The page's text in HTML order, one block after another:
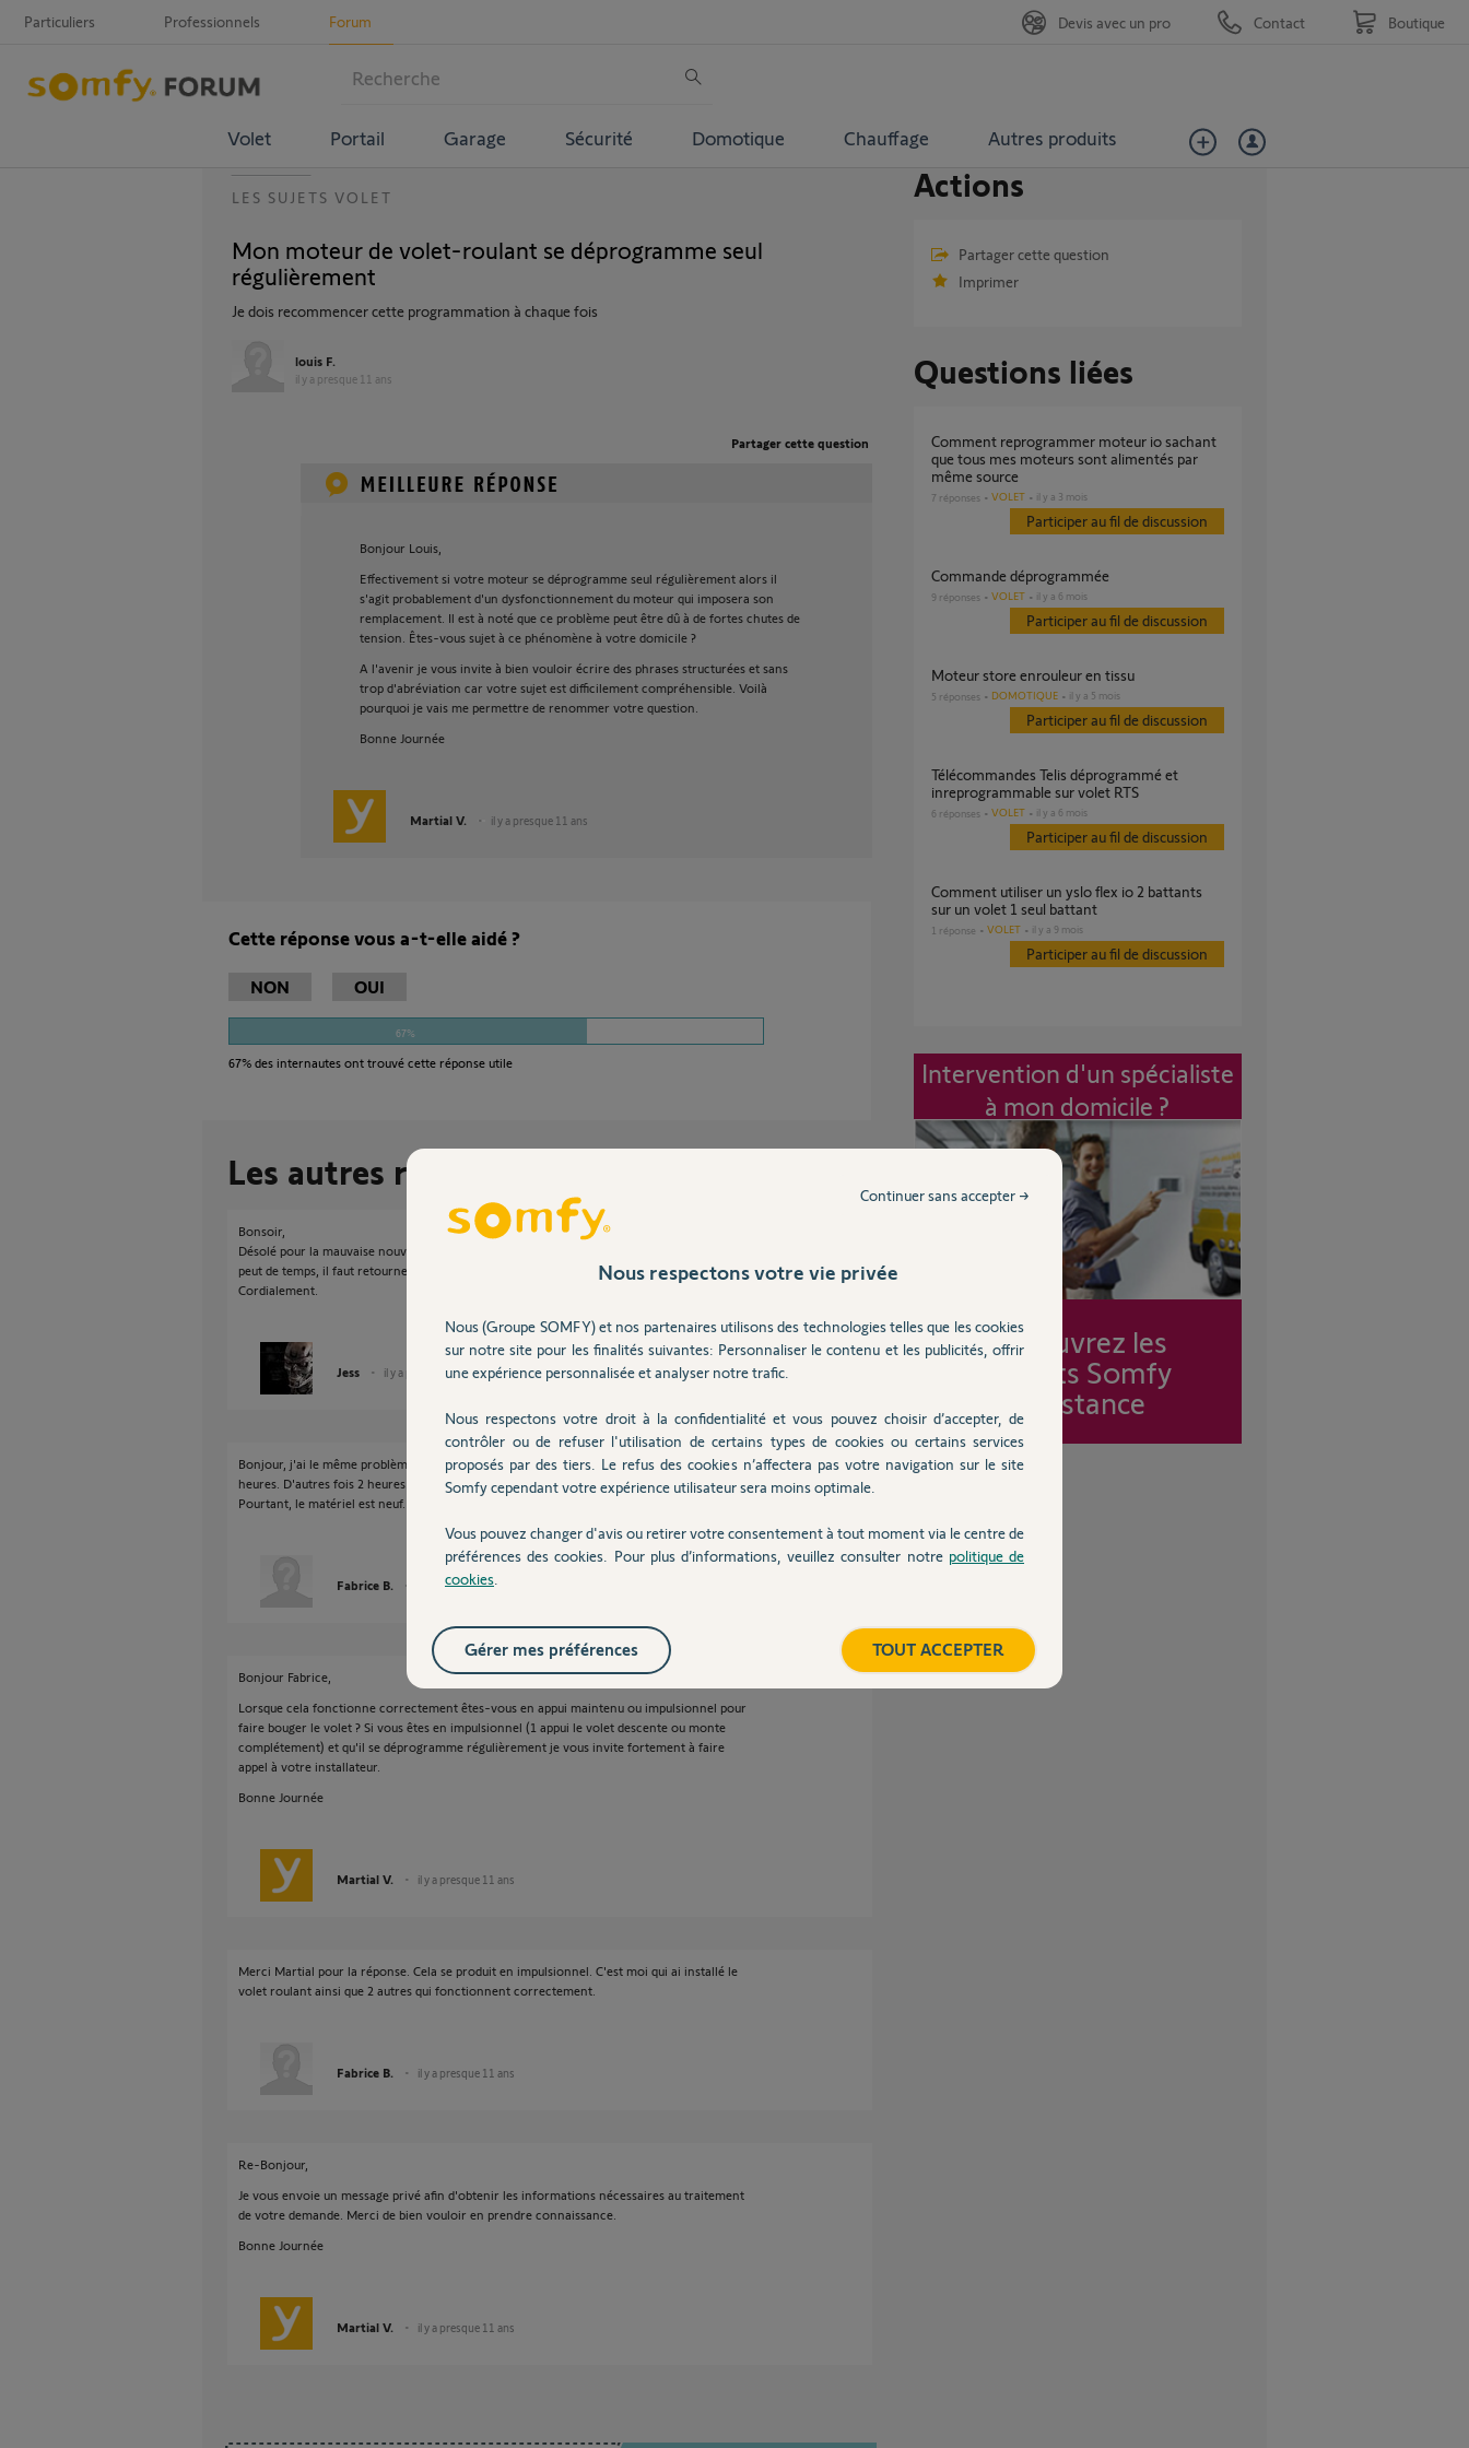
Particuliers Professionnels Forum
Volet Portail Garage Sécurité Domotique Chauffage Autres produits
Devis avec un pro Contact Boutique
LES SUJETS VOLET
Mon moteur de volet-roulant se déprogramme seul
régulièrement
Je dois recommencer cette programmation à chaque fois
louis F.
il y a presque 11 ans
Partager cette question
Bonjour Louis,
Effectivement si votre moteur se déprogramme seul régulièrement alors il
s'agit probablement d'un dysfonctionnement du moteur qui imposera son
remplacement. Il est à noté que ce problème peut être dû à de fortes chutes de
tension. Êtes-vous sujet à ce phénomène à votre domicile ?
A l'avenir je vous invite à bien vouloir écrire des phrases structurées et sans
trop d'abréviation car votre sujet est difficilement compréhensible. Voilà
pourquoi je vais me permettre de renommer votre question.
Bonne Journée
Martial V. il y a presque 11 ans
Cette réponse vous a-t-elle aidé ?
NON OUI
67%
67% des internautes ont trouvé cette réponse utile
Les autres réponses
Bonsoir,
Désolé pour la mauvaise nouvelle, mais si vous en êtes a plus de 2 "re"programmations en
peut de temps, il faut retourner votre moteur a votre fournisseur car il est défectueux.
Cordialement.
Jess il y a presque 11 ans
Bonjour, j'ai le même problème. La programmation ne tient pas. Parfois, elle tient 6
heures. D'autres fois 2 heures. Il faut à chaque fois faire détecter la télécommande.
Pourtant, le matériel est neuf. Que faire ? tout démonter ? La galère.....
Fabrice B. il y a presque 11 ans
Bonjour Fabrice,
Lorsque cela fonctionne correctement êtes-vous en appui maintenu ou impulsionnel pour
faire bouger le volet ? Si vous êtes en impulsionnel (1 appui le volet descente ou monte
complétement) et qu'il se déprogramme régulièrement je vous invite fortement à faire
appel à votre installateur.
Bonne Journée
Martial V. il y a presque 11 ans
Merci Martial pour la réponse. Cela se produit en impulsionnel. C'est moi qui ai installé le
volet roulant ainsi que 2 autres qui fonctionnent correctement.
Fabrice B. il y a presque 11 ans
Re-Bonjour,
Je vous envoie un message privé afin d'obtenir les informations nécessaires au traitement
de votre demande. Merci de bien vouloir en prendre connaissance.
Bonne Journée
Martial V. il y a presque 11 ans
Actions
Partager cette question
Imprimer
Questions liées
comment reprogrammer moteur io sachant
que tous mes moteurs sont alimentés par
même source
7 réponses VOLET il y a 3 mois
Participer au fil de discussion
Commande déprogrammée
9 réponses VOLET il y a 6 mois
Participer au fil de discussion
Moteur store enrouleur en tissu
5 réponses DOMOTIQUE il y a 5 mois
Participer au fil de discussion
Télécommandes Telis déprogrammé et
inreprogrammable sur volet RTS
6 réponses VOLET il y a 6 mois
Participer au fil de discussion
Comment utiliser un yslo flex io 2 battants
sur un volet 1 seul battant
1 réponse VOLET il y a 9 mois
Participer au fil de discussion
Intervention d'un spécialiste
à mon domicile ?
Découvrez les
forfaits Somfy
Assistance
Nous respectons votre vie privée
Nous (Groupe SOMFY) et nos partenaires utilisons des technologies telles que les cookies
sur notre site pour les finalités suivantes: Personnaliser le contenu et les publicités, offrir
une expérience personnalisée et analyser notre trafic.
Nous respectons votre droit à la confidentialité et vous pouvez choisir d’accepter, de
contrôler ou de refuser l'utilisation de certains types de cookies ou certains services
proposés par des tiers. Le refus des cookies n’affectera pas votre navigation sur le site
Somfy cependant votre expérience utilisateur sera moins optimale.
Vous pouvez changer d'avis ou retirer votre consentement à tout moment via le centre de
préférences des cookies. Pour plus d’informations, veuillez consulter notre politique de
cookies
Continuer sans accepter →
TOUT ACCEPTER
Gérer mes préférences